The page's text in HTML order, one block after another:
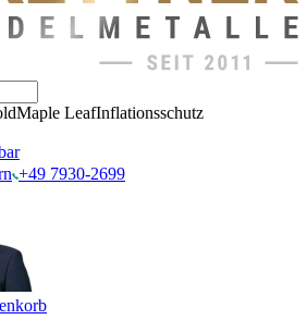
Maple LeafInflationsschutz
+49 7930-2699